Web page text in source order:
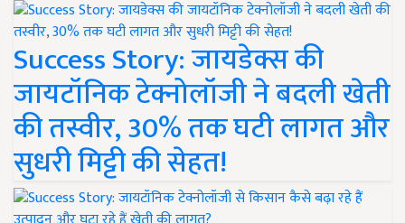
Success Story: जायडेक्स की
जायटॉनिक टेक्नोलॉजी ने बदली खेती
की तस्वीर, 30% तक घटी लागत और
सुधरी मिट्टी की सेहत!